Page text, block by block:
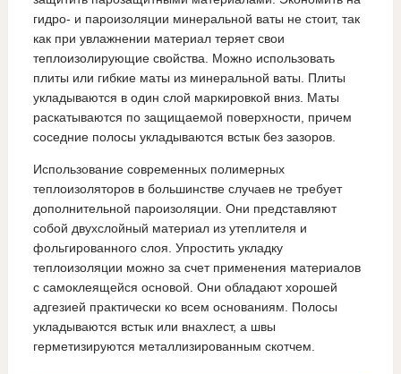
гидро- и пароизоляции минеральной ваты не стоит, так
как при увлажнении материал теряет свои
теплоизолирующие свойства. Можно использовать
плиты или гибкие маты из минеральной ваты. Плиты
укладываются в один слой маркировкой вниз. Маты
раскатываются по защищаемой поверхности, причем
соседние полосы укладываются встык без зазоров.
Использование современных полимерных
теплоизоляторов в большинстве случаев не требует
дополнительной пароизоляции. Они представляют
собой двухслойный материал из утеплителя и
фольгированного слоя. Упростить укладку
теплоизоляции можно за счет применения материалов
с самоклеящейся основой. Они обладают хорошей
адгезией практически ко всем основаниям. Полосы
укладываются встык или внахлест, а швы
герметизируются металлизированным скотчем.